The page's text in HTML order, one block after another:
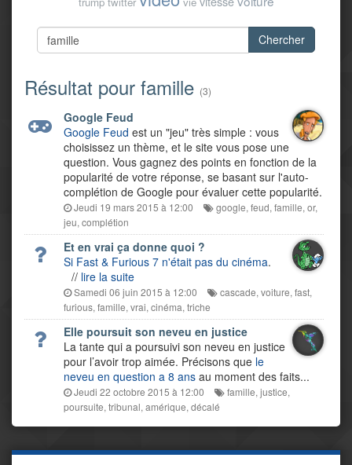
Chercher
Résultat pour famille (3)
Google Feud
Google Feud est un "jeu" très simple : vous
choisissez un thème, et le site vous pose une
question. Vous gagnez des points en fonction de la
popularité de votre réponse, se basant sur l'auto-
complétion de Google pour évaluer cette popularité.
Jeudi 19 mars 2015 à 12:00 google, feud, famille, or,
jeu, complétion
Et en vrai ça donne quoi ?
Si Fast & Furious 7 n'était pas du cinéma.
// lire la suite
Samedi 06 juin 2015 à 12:00 cascade, voiture, fast,
furious, famille, vrai, cinéma, triche
Elle poursuit son neveu en justice
La tante qui a poursuivi son neveu en justice
pour l’avoir trop aimée. Précisons que le
neveu en question a 8 ans au moment des faits...
Jeudi 22 octobre 2015 à 12:00 famille, justice,
poursuite, tribunal, amérique, décalé